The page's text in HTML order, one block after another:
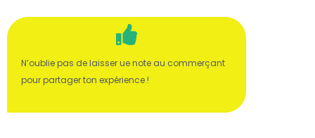
N’oublie pas de laisser ue note au commerçant
pour partager ton expérience !